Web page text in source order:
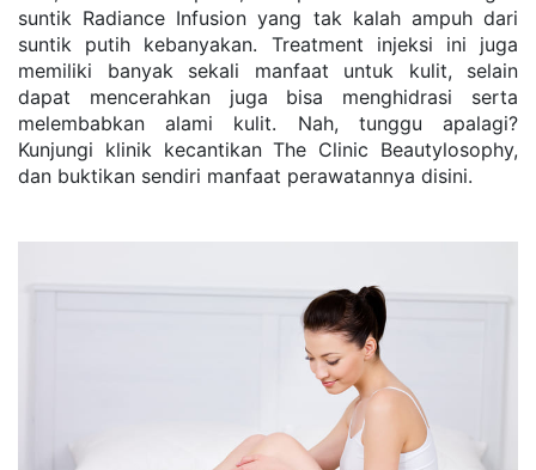
suntik Radiance Infusion yang tak kalah ampuh dari
suntik putih kebanyakan. Treatment injeksi ini juga
memiliki banyak sekali manfaat untuk kulit, selain
dapat mencerahkan juga bisa menghidrasi serta
melembabkan alami kulit. Nah, tunggu apalagi?
Kunjungi klinik kecantikan The Clinic Beautylosophy,
dan buktikan sendiri manfaat perawatannya disini.